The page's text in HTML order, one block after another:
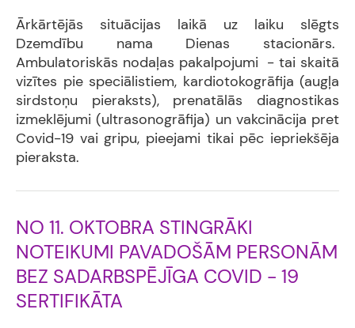
Ārkārtējās situācijas laikā uz laiku slēgts
Dzemdību nama Dienas stacionārs.
Ambulatoriskās nodaļas pakalpojumi - tai skaitā
vizītes pie speciālistiem, kardiotokogrāfija (augļa
sirdstoņu pieraksts), prenatālās diagnostikas
izmeklējumi (ultrasonogrāfija) un vakcinācija pret
Covid-19 vai gripu, pieejami tikai pēc iepriekšēja
pieraksta.
NO 11. OKTOBRA STINGRĀKI
NOTEIKUMI PAVADOŠĀM PERSONĀM
BEZ SADARBSPĒJĪGA COVID - 19
SERTIFIKĀTA